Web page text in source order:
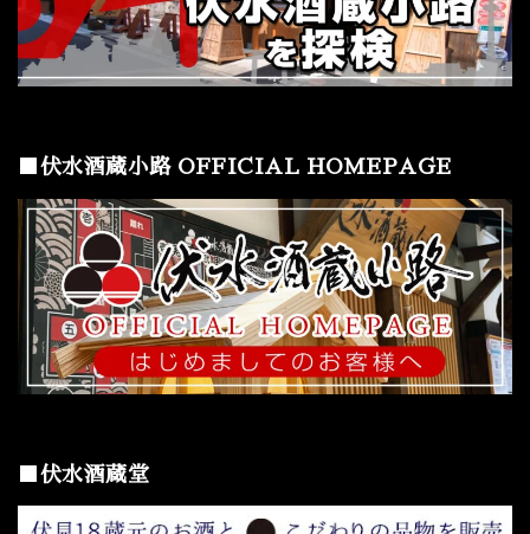
■伏水酒蔵小路 OFFICIAL HOMEPAGE
■伏水酒蔵堂